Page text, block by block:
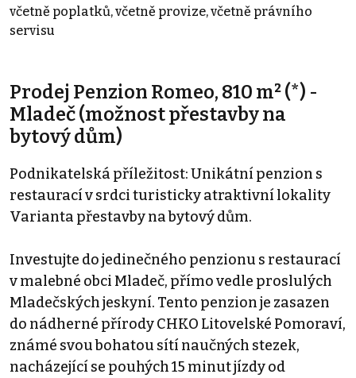
včetně poplatků, včetně provize, včetně právního
servisu
Prodej Penzion Romeo, 810 m² (*) -
Mladeč (možnost přestavby na
bytový dům)
Podnikatelská příležitost: Unikátní penzion s
restaurací v srdci turisticky atraktivní lokality
Varianta přestavby na bytový dům.
Investujte do jedinečného penzionu s restaurací
v malebné obci Mladeč, přímo vedle proslulých
Mladečských jeskyní. Tento penzion je zasazen
do nádherné přírody CHKO Litovelské Pomoraví,
známé svou bohatou sítí naučných stezek,
nacházející se pouhých 15 minut jízdy od